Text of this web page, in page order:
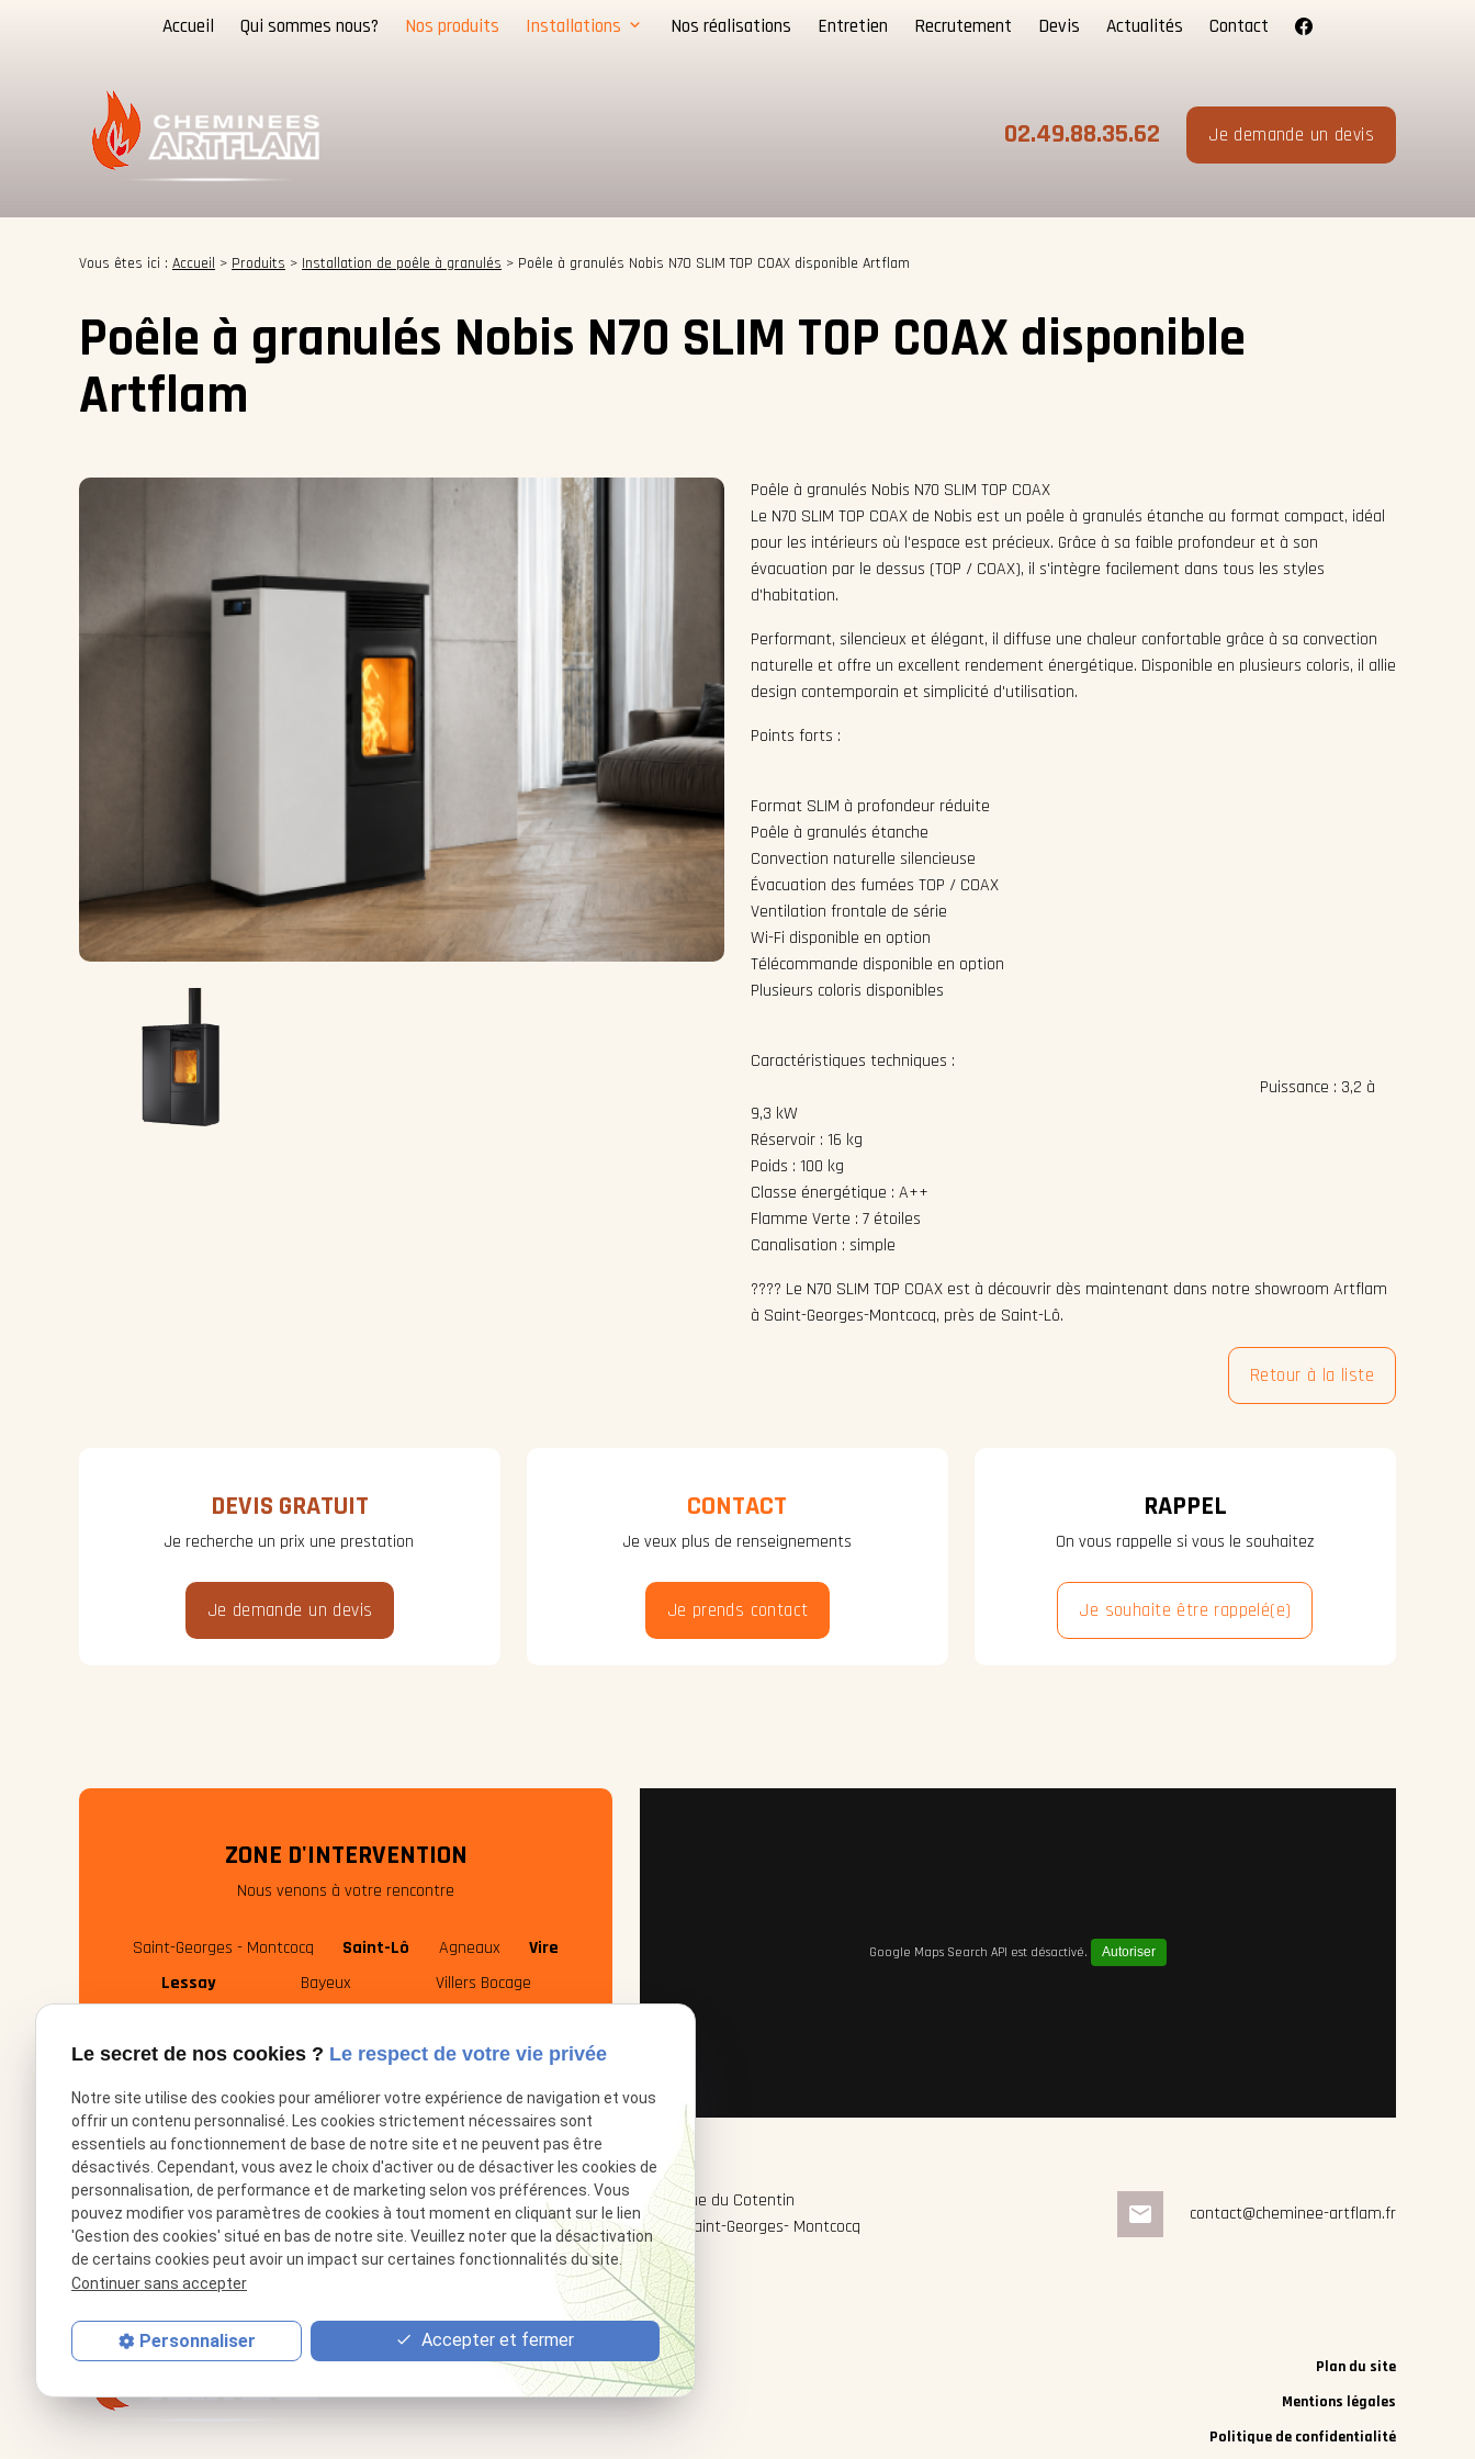
Accueil Qui sommes nous? Nos produits Installations Nos réalisations Entretien Recrutement Devis Actualités Contact
02.49.88.35.62 Je demande un devis
Vous êtes ici : Accueil > Produits > Installation de poêle à granulés > Poêle à granulés Nobis N70 SLIM TOP COAX disponible Artflam
Poêle à granulés Nobis N70 SLIM TOP COAX disponible
Artflam
Poêle à granulés Nobis N70 SLIM TOP COAX
Le N70 SLIM TOP COAX de Nobis est un poêle à granulés étanche au format compact, idéal
pour les intérieurs où l'espace est précieux. Grâce à sa faible profondeur et à son
évacuation par le dessus (TOP / COAX), il s'intègre facilement dans tous les styles
d'habitation.
Performant, silencieux et élégant, il diffuse une chaleur confortable grâce à sa convection
naturelle et offre un excellent rendement énergétique. Disponible en plusieurs coloris, il allie
design contemporain et simplicité d'utilisation.
Points forts :
Format SLIM à profondeur réduite
Poêle à granulés étanche
Convection naturelle silencieuse
Évacuation des fumées TOP / COAX
Ventilation frontale de série
Wi-Fi disponible en option
Télécommande disponible en option
Plusieurs coloris disponibles
Caractéristiques techniques :
Puissance : 3,2 à
9,3 kW
Réservoir : 16 kg
Poids : 100 kg
Classe énergétique : A++
Flamme Verte : 7 étoiles
Canalisation : simple
???? Le N70 SLIM TOP COAX est à découvrir dès maintenant dans notre showroom Artflam
à Saint-Georges-Montcocq, près de Saint-Lô.
Retour à la liste
DEVIS GRATUIT
Je recherche un prix une prestation
Je demande un devis
CONTACT
Je veux plus de renseignements
Je prends contact
RAPPEL
On vous rappelle si vous le souhaitez
Je souhaite être rappelé(e)
Google Maps Search API est désactivé. Autoriser
ZONE D'INTERVENTION
Nous venons à votre rencontre
Saint-Georges - Montcocq Saint-Lô Agneaux
Vire
Lessay
Bayeux Villers Bocage
phone 02.49.88.35.62 place
18 Avenue du Cotentin
50000 Saint-Georges- Montcocq
mail contact@cheminee-artflam.fr
Plan du site
Mentions légales
Politique de confidentialité
Le secret de nos cookies ? Le respect de votre vie privée
Notre site utilise des cookies pour améliorer votre expérience de navigation et vous
offrir un contenu personnalisé. Les cookies strictement nécessaires sont
essentiels au fonctionnement de base de notre site et ne peuvent pas être
désactivés. Cependant, vous avez le choix d'activer ou de désactiver les cookies de
personnalisation, de performance et de marketing selon vos préférences. Vous
pouvez modifier vos paramètres de cookies à tout moment en cliquant sur le lien
'Gestion des cookies' situé en bas de notre site. Veuillez noter que la désactivation
de certains cookies peut avoir un impact sur certaines fonctionnalités du site.
Continuer sans accepter
Personnaliser Accepter et fermer